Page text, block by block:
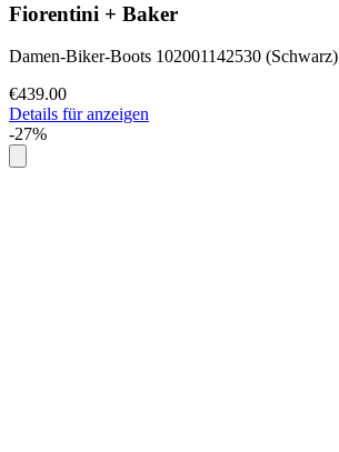
Fiorentini + Baker
Damen-Biker-Boots 102001142530 (Schwarz)
€439.00
Details für anzeigen
-27%